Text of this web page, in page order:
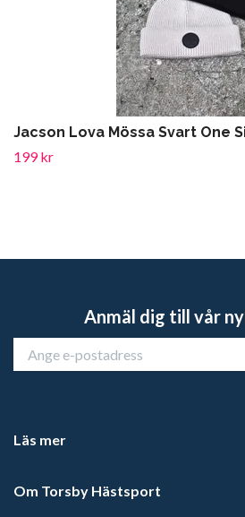
Jacson Lova Mössa Svart One
199 kr
Anmäl dig till vår
Läs mer
Om Torsby Hästsport